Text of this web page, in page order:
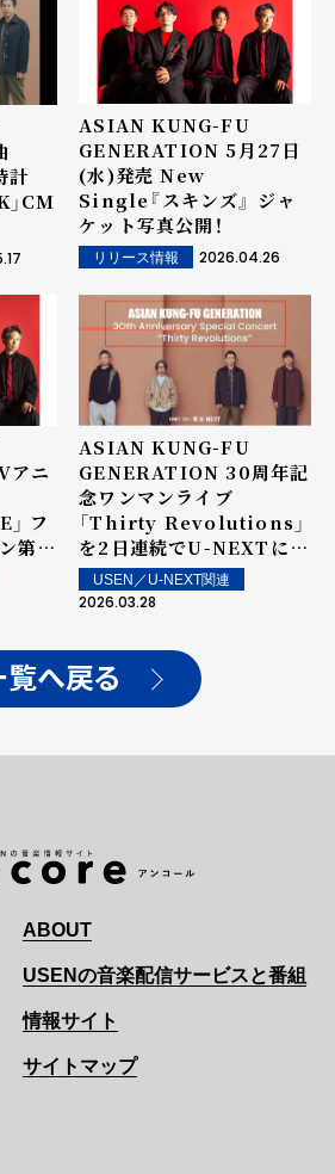
計
CM
ASIAN KUNG-FU
GENERATION 5月27日
(水)発売 New
Single『スキンズ』 ジャ
ケット写真公開！
リリース情報 2026.04.26
アニ
第3
ーマ
タ
ASIAN KUNG-FU
GENERATION 30周年記
念ワンマンライブ
「Thirty Revolutions」
を2日連続でU-NEXTにて
独占ライブ配信！
USEN／U-NEXT関連
2026.03.28
覧へ戻る
ABOUT
USENの音楽配信サービスと番組
情報サイト
サイトマップ